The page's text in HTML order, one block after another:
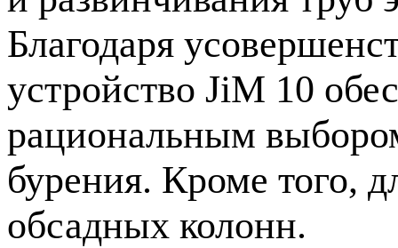
Благодаря
устройство JiM 10
рациональным
бурения. Кроме того,
обсадных колонн.